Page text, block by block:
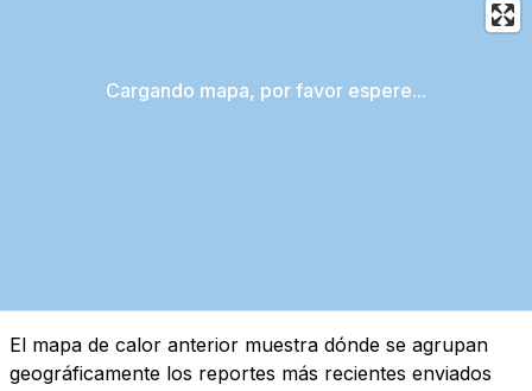
Cargando mapa, por favor espere...
El mapa de calor anterior muestra dónde se agrupan
geográficamente los reportes más recientes enviados